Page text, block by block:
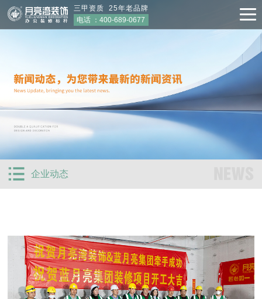
三甲资质 25年老品牌
电话 ：400-689-0677
企业动态